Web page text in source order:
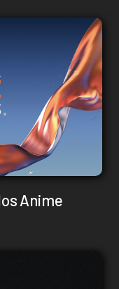
Anime